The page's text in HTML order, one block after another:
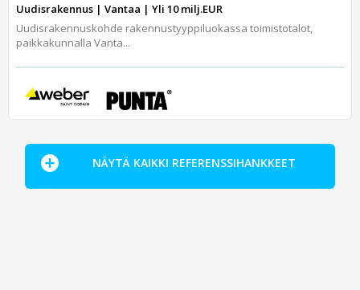
Uudisrakennus | Vantaa | Yli 10 milj.EUR
Uudisrakennuskohde rakennustyyppiluokassa toimistotalot,
paikkakunnalla Vanta...
NÄYTÄ KAIKKI REFERENSSIHANKKEET